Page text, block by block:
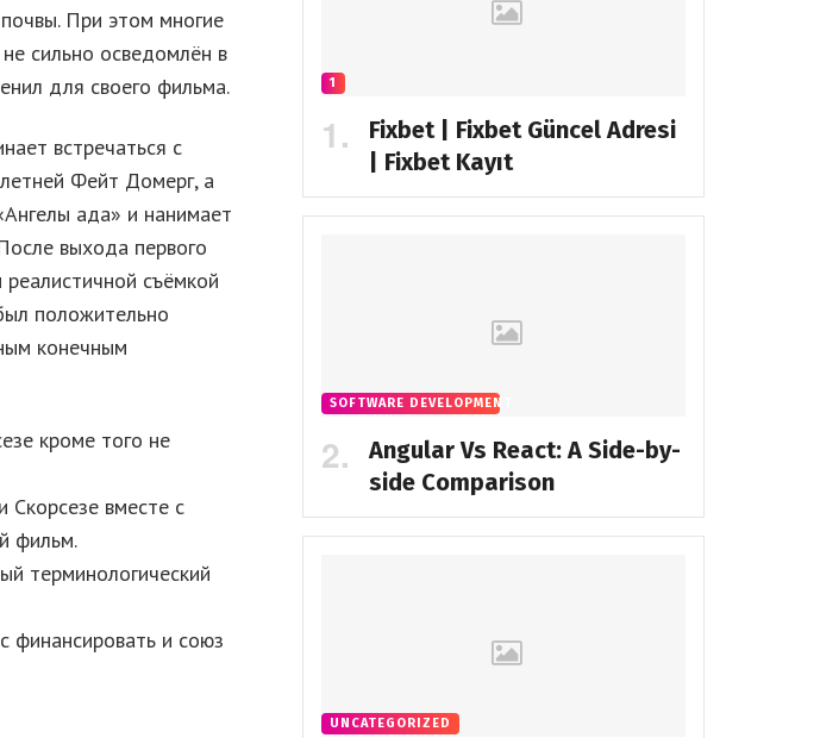
При этом многие
сильно осведомлён в
для своего фильма.
встречаться с
Фейт Домерг, а
ада» и нанимает
выхода первого
съёмкой
положительно
конечным
кроме того не
Скорсезе вместе с
фильм.
терминологический
финансировать и союз
1
Fixbet | Fixbet Güncel Adresi
| Fixbet Kayıt
SOFTWARE DEVELOPMENT
Angular Vs React: A Side-by-
side Comparison
UNCATEGORIZED